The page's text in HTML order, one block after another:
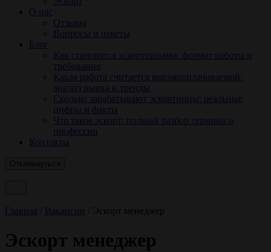
О нас
Отзывы
Вопросы и ответы
Блог
Как становятся эскортницами: формат работы и
требования
Какая работа считается высокооплачиваемой:
анализ рынка и тренды
Сколько зарабатывают эскортницы: реальные
цифры и факты
Что такое эскорт: полный разбор термина и
профессии
Контакты
Главная Вакансии Эскорт менеджер
Эскорт менеджер